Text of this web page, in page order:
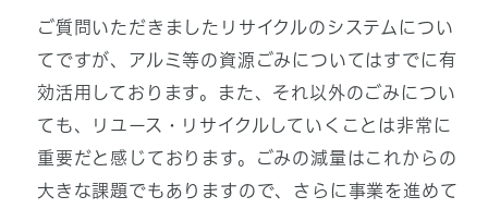
ご質問いただきましたリサイクルのシステムについ
てですが、アルミ等の資源ごみについてはすでに有
効活用しております。また、それ以外のごみについ
ても、リユース・リサイクルしていくことは非常に
重要だと感じております。ごみの減量はこれからの
大きな課題でもありますので、さらに事業を進めて